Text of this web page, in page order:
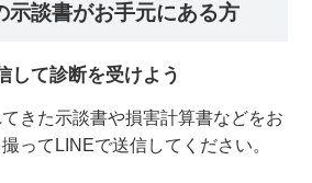
示談書がお手元にある方
して診断を受けよう
きた示談書や損害計算書などをお
ってLINEで送信してください。